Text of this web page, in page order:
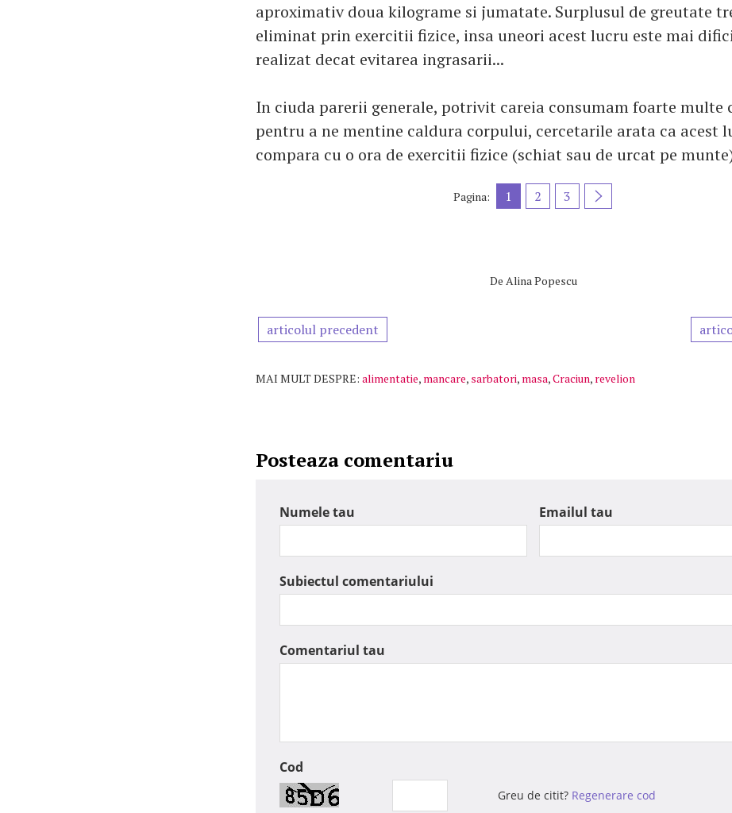
aproximativ doua kilograme si jumatate. Surplusul de greutate
eliminat prin exercitii fizice, insa uneori acest lucru este mai
realizat decat evitarea ingrasarii...
In ciuda parerii generale, potrivit careia consumam foarte multe
pentru a ne mentine caldura corpului, cercetarile arata ca acest
compara cu o ora de exercitii fizice (schiat sau de urcat pe
Pagina: 1 2 3
De Alina Popescu
articolul precedent
MAI MULT DESPRE: alimentatie, mancare, sarbatori, masa,Craciun, revelion
Posteaza comentariu
Numele tau Emailul tau
Subiectul comentariului
Comentariul tau
Cod
Greu de citit? Regenerare cod